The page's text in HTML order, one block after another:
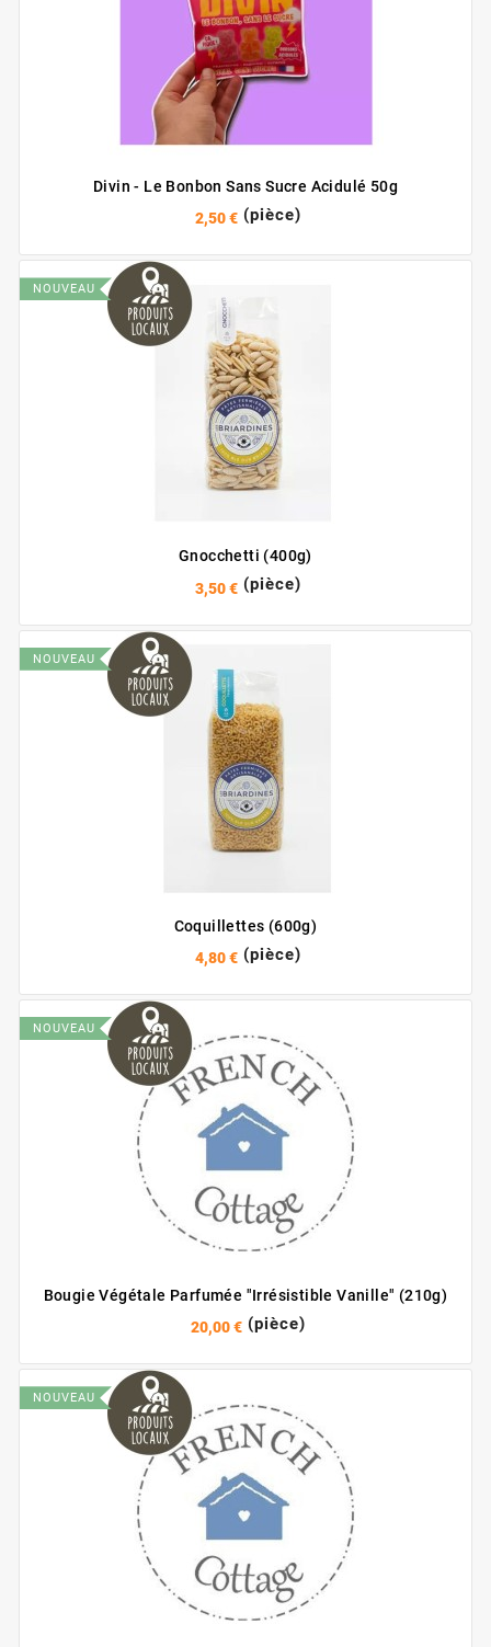
Divin - Le Bonbon Sans Sucre Acidulé 50g
2,50 € (pièce)
NOUVEAU
Gnocchetti (400g)
3,50 € (pièce)
NOUVEAU
Coquillettes (600g)
4,80 € (pièce)
NOUVEAU
Bougie Végétale Parfumée "Irrésistible Vanille" (210g)
20,00 € (pièce)
NOUVEAU